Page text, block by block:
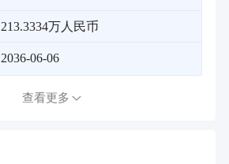
213.3334万人民币
2036-06-06
查看更多